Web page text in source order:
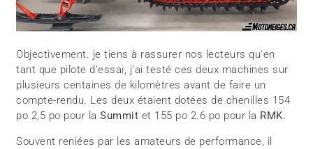
Objectivement. je tiens à rassurer nos lecteurs qu’en
tant que pilote d’essai, j’ai testé ces deux machines sur
plusieurs centaines de kilomètres avant de faire un
compte-rendu. Les deux étaient dotées de chenilles 154
po 2,5 po pour laSummit et 155 po 2.6 po pour la RMK.
Souvent reniées par les amateurs de performance, il